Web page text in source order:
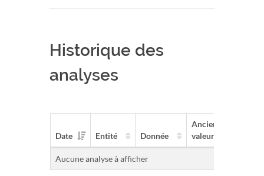
Historique des
analyses
Date Entité Donnée
Ancienne
valeur
Aucune analyse à afficher